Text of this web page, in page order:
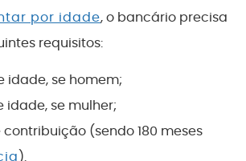
por idade, o bancário precisa
requisitos:
idade, se homem;
idade, se mulher;
contribuição (sendo 180 meses
).